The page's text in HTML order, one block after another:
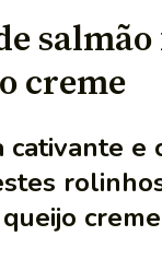
creme
cativante e